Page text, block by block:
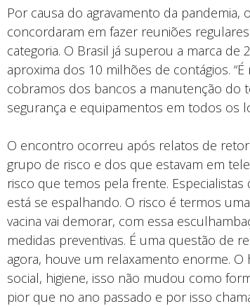
Por causa do agravamento da pandemia,
concordaram em fazer reuniões
categoria. O Brasil já superou a marca
aproxima dos 10 milhões de contágios.
cobramos dos bancos a manutenção do
segurança e equipamentos em todos os
O encontro ocorreu após relatos de
grupo de risco e dos que estavam em
risco que temos pela frente.
está se espalhando. O risco é termos
vacina vai demorar, com essa
medidas preventivas. É uma questão de
agora, houve um relaxamento enorme.
social, higiene, isso não mudou como
pior que no ano passado e por isso